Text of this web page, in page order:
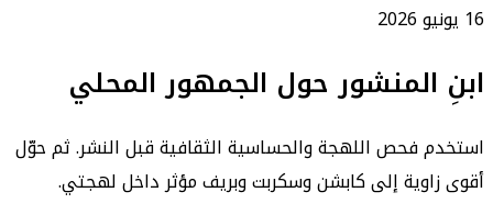
16 يونيو 2026
ابنِ المنشور حول الجمهور المحلي
استخدم فحص اللهجة والحساسية الثقافية قبل النشر. ثم حوّل
أقوى زاوية إلى كابشن وسكربت وبريف مؤثر داخل لهجتي.